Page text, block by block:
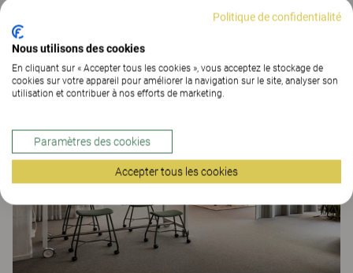
Zurich | Koeln
ESPACES DE TRAVAIL
Politique de confidentialité
Nous utilisons des cookies
En cliquant sur « Accepter tous les cookies », vous acceptez le stockage de
cookies sur votre appareil pour améliorer la navigation sur le site, analyser son
utilisation et contribuer à nos efforts de marketing.
Paramètres des cookies
Accepter tous les cookies